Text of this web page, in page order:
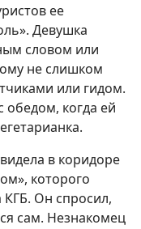
ее
Девушка
словом или
не слишком
или гидом.
когда ей
в коридоре
которого
КГБ. Он спросил,
сам. Незнакомец